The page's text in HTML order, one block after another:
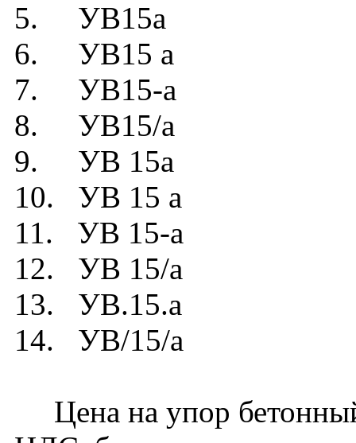
5. УВ15а
6. УВ15 а
7. УВ15-а
8. УВ15/а
9. УВ 15а
10. УВ 15 а
11. УВ 15-а
12. УВ 15/а
13. УВ.15.а
14. УВ/15/а
Цена на упор